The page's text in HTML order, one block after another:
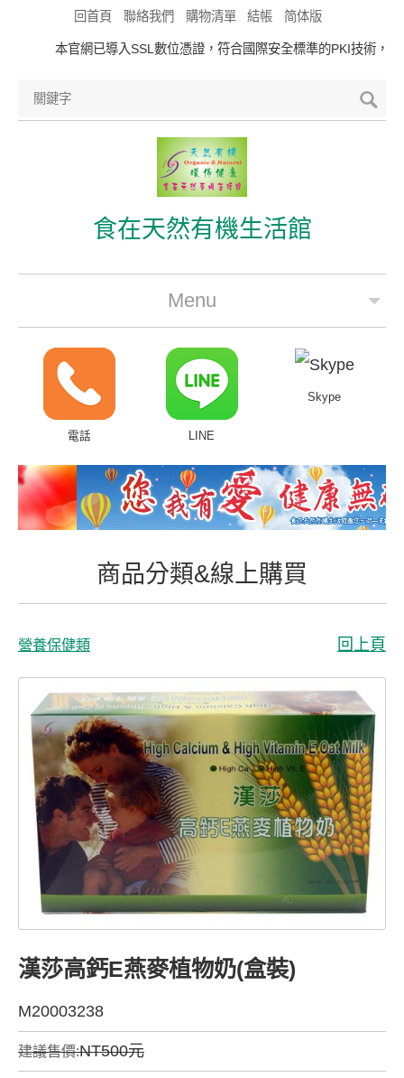
回首頁 聯絡我們 購物清單 結帳 简体版
本官網已導入SSL數位憑證，符合國際安全標準的PKI技術，可
食在天然有機生活館
Menu
公司簡介
最新優惠
商品分類&線上購買
常見問題
客戶付費回傳
電話 LINE
Skype
商品分類&線上購買
營養保健類 回上頁
漢莎高鈣E燕麥植物奶(盒裝)
M20003238
建議售價:NT500元